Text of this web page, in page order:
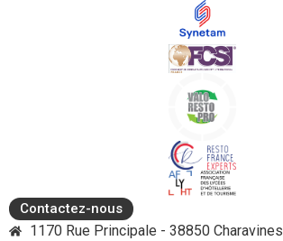
Contactez-nous
1170 Rue Principale - 38850 Charavines